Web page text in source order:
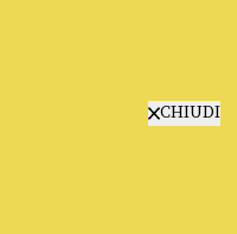
CHIUDI